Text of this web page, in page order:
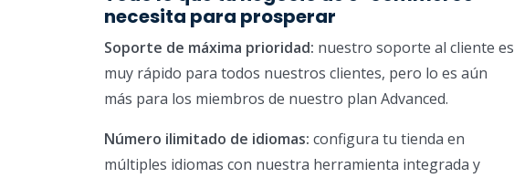
necesita para prosperar
Soporte de máxima prioridad: nuestro soporte al cliente es
muy rápido para todos nuestros clientes, pero lo es aún
más para los miembros de nuestro plan Advanced.
Número ilimitado de idiomas: configura tu tienda en
múltiples idiomas con nuestra herramienta integrada y